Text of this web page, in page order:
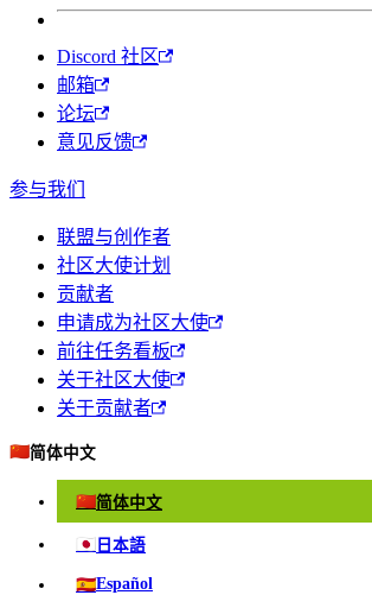
Discord 社区
邮箱
论坛
意见反馈
参与我们
联盟与创作者
社区大使计划
贡献者
申请成为社区大使
前往任务看板
关于社区大使
关于贡献者
🇨🇳简体中文
🇨🇳简体中文
🇯🇵 日本語
🇪🇸Español